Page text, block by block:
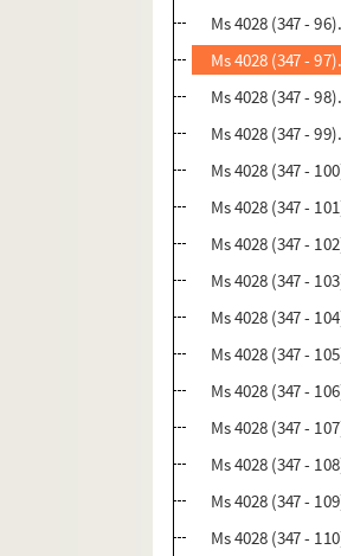
Ms 4028 (347 -
Ms 4028 (347 -
Ms 4028 (347 -
Ms 4028 (347 -
Ms 4028 (347 -
Ms 4028 (347 -
Ms 4028 (347 -
Ms 4028 (347 -
Ms 4028 (347 -
Ms 4028 (347 -
Ms 4028 (347 -
Ms 4028 (347 -
Ms 4028 (347 -
Ms 4028 (347 -
Ms 4028 (347 -